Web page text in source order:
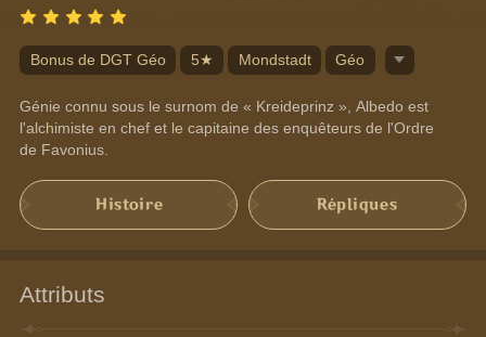
Bonus de DGT Géo 5★ Mondstadt Géo
Génie connu sous le surnom de « Kreideprinz », Albedo est
l'alchimiste en chef et le capitaine des enquêteurs de l'Ordre
de Favonius.
Histoire Répliques
Attributs